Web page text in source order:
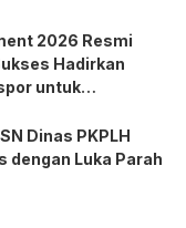
2026 Resmi
Hadirkan
untuk
Dinas PKPLH
dengan Luka Parah